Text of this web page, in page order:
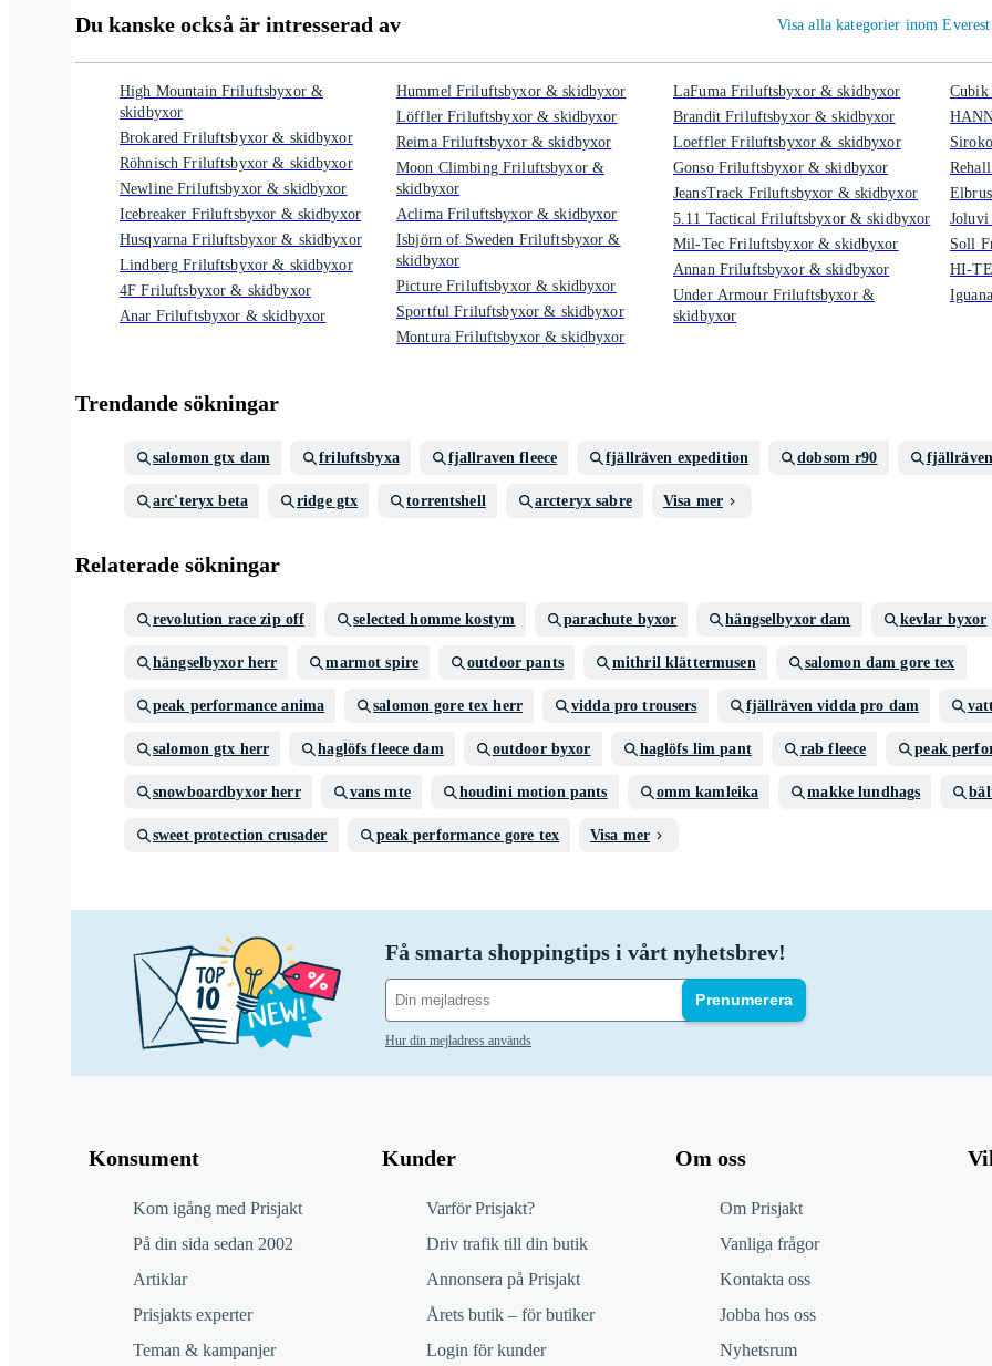
Du kanske också är intresserad av Visa alla kategorier inom
High Mountain Friluftsbyxor &
skidbyxor
Brokared Friluftsbyxor & skidbyxor
Röhnisch Friluftsbyxor & skidbyxor
Newline Friluftsbyxor & skidbyxor
Icebreaker Friluftsbyxor & skidbyxor
Husqvarna Friluftsbyxor & skidbyxor
Lindberg Friluftsbyxor & skidbyxor
4F Friluftsbyxor & skidbyxor
Anar Friluftsbyxor & skidbyxor
Hummel Friluftsbyxor & skidbyxor
Löffler Friluftsbyxor & skidbyxor
Reima Friluftsbyxor & skidbyxor
Moon Climbing Friluftsbyxor &
skidbyxor
Aclima Friluftsbyxor & skidbyxor
Isbjörn of Sweden Friluftsbyxor &
skidbyxor
Picture Friluftsbyxor & skidbyxor
Sportful Friluftsbyxor & skidbyxor
Montura Friluftsbyxor & skidbyxor
LaFuma Friluftsbyxor & skidbyxor
Brandit Friluftsbyxor & skidbyxor
Loeffler Friluftsbyxor & skidbyxor
Gonso Friluftsbyxor & skidbyxor
JeansTrack Friluftsbyxor & skidbyxor
5.11 Tactical Friluftsbyxor & skidbyxor
Mil-Tec Friluftsbyxor & skidbyxor
Annan Friluftsbyxor & skidbyxor
Under Armour Friluftsbyxor &
skidbyxor
Cubik
Soll
HI-
Trendande sökningar
salomon gtx dam friluftsbyxa fjallraven fleece fjällräven expedition dobsom r90
arc'teryx beta ridge gtx torrentshell arcteryx sabre Visa mer
Relaterade sökningar
revolution race zip off selected homme kostym parachute byxor hängselbyxor dam kevlar byxor
hängselbyxor herr marmot spire outdoor pants mithril klättermusen salomon dam gore tex
peak performance anima salomon gore tex herr vidda pro trousers fjällräven vidda pro dam
salomon gtx herr haglöfs fleece dam outdoor byxor haglöfs lim pant rab fleece peak
snowboardbyxor herr vans mte houdini motion pants omm kamleika makke lundhags
sweet protection crusader peak performance gore tex Visa mer
Få smarta shoppingtips i vårt nyhetsbrev!
Prenumerera
Hur din mejladress används
Konsument
Kom igång med Prisjakt
På din sida sedan 2002
Artiklar
Prisjakts experter
Teman & kampanjer
Kunder
Varför Prisjakt?
Driv trafik till din butik
Annonsera på Prisjakt
Årets butik – för butiker
Login för kunder
Om oss
Om Prisjakt
Vanliga frågor
Kontakta oss
Jobba hos oss
Nyhetsrum